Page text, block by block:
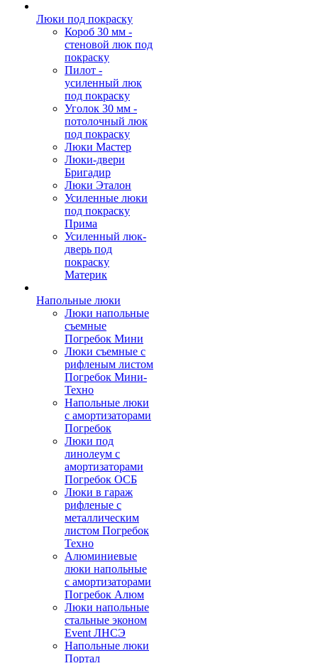
Люки под покраску
Короб 30 мм -
стеновой люк под
покраску
Пилот -
усиленный люк
под покраску
Уголок 30 мм -
потолочный люк
под покраску
Люки Мастер
Люки-двери
Бригадир
Люки Эталон
Усиленные люки
под покраску
Прима
Усиленный люк-
дверь под
покраску
Материк
Напольные люки
Люки напольные
съемные
Погребок Мини
Люки съемные с
рифленым листом
Погребок Мини-
Техно
Напольные люки
с амортизаторами
Погребок
Люки под
линолеум с
амортизаторами
Погребок ОСБ
Люки в гараж
рифленые с
металлическим
листом Погребок
Техно
Алюминиевые
люки напольные
с амортизаторами
Погребок Алюм
Люки напольные
стальные эконом
Event ЛНСЭ
Напольные люки
Портал